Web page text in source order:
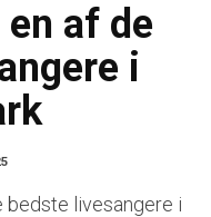
af de
i
bedste livesangere i